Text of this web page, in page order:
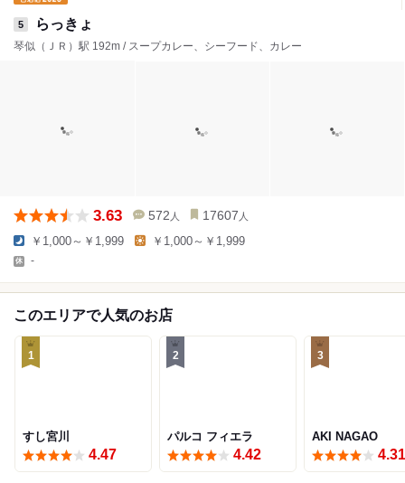
5 らっきょ
琴似（ＪＲ）駅 192m / スープカレー、シーフード、カレー
3.63 572 人 17607 人
￥1,000～￥1,999 ￥1,000～￥1,999
-
このエリアで人気のお店
1
すし宮川
4.47
2
パルコ フィエラ
4.42
3
AKI NAGAO
4.31